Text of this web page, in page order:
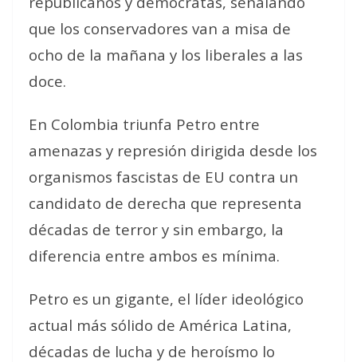
que los conservadores van a misa de
ocho de la mañana y los liberales a las
doce.
En Colombia triunfa Petro entre
amenazas y represión dirigida desde los
organismos fascistas de EU contra un
candidato de derecha que representa
décadas de terror y sin embargo, la
diferencia entre ambos es mínima.
Petro es un gigante, el líder ideológico
actual más sólido de América Latina,
décadas de lucha y de heroísmo lo